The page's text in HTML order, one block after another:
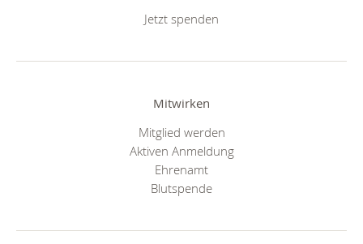
Jetzt spenden
Mitwirken
Mitglied werden
Aktiven Anmeldung
Ehrenamt
Blutspende